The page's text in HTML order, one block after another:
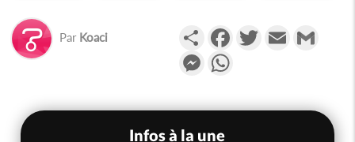
Par Koaci PartagerFacebookTwitterEmail
Messenger
Infos à la une